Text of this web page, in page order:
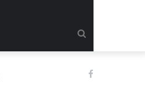
por